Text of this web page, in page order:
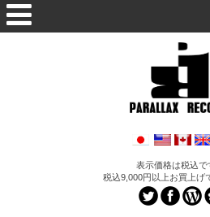
表示価格は税込で
税込9,000円以上お買上げ